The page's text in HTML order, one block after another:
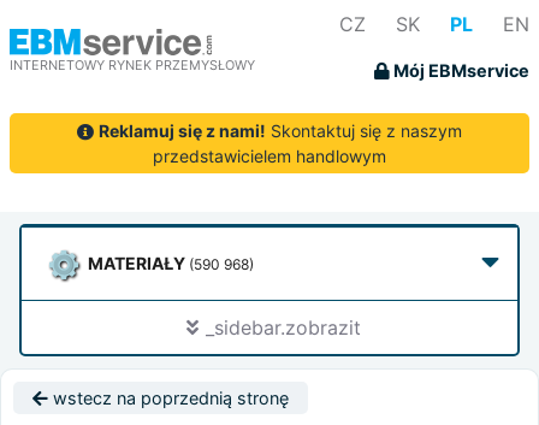
INTERNETOWY RYNEK PRZEMYSŁOWY
CZ SK PL EN
Mój EBMservice
Reklamuj się z nami! Skontaktuj się z naszym
przedstawicielem handlowym
MATERIAŁY (590 968)
_sidebar.zobrazit
wstecz na poprzednią stronę